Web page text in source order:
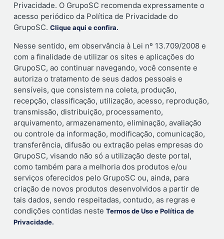
Privacidade. O GrupoSC recomenda expressamente o
acesso periódico da Política de Privacidade do
GrupoSC. Clique aqui e confira.
Nesse sentido, em observância à Lei nº 13.709/2008 e
com a finalidade de utilizar os sites e aplicações do
GrupoSC, ao continuar navegando, você consente e
autoriza o tratamento de seus dados pessoais e
sensíveis, que consistem na coleta, produção,
recepção, classificação, utilização, acesso, reprodução,
transmissão, distribuição, processamento,
arquivamento, armazenamento, eliminação, avaliação
ou controle da informação, modificação, comunicação,
transferência, difusão ou extração pelas empresas do
GrupoSC, visando não só a utilização deste portal,
como também para a melhoria dos produtos e/ou
serviços oferecidos pelo GrupoSC ou, ainda, para
criação de novos produtos desenvolvidos a partir de
tais dados, sendo respeitadas, contudo, as regras e
condições contidas neste Termos de Uso e Política de
Privacidade.